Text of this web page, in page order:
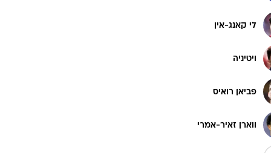
גולף
תקצירים
לי קאנג-אין
ויטיניה
פביאן רואיס
ווארן זאיר-אמרי